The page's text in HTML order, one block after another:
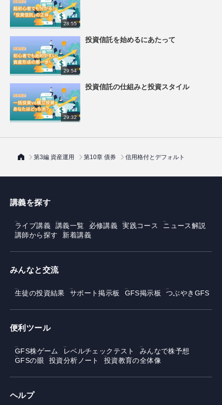
28:55
29:54
投資信託を始めるにあたって
29:32
投資信託の仕組みと投資スタイル
第3編 資産運用 第10章 債券 信用格付とデフォルト
講義を探す
ライブ講義 講義一覧 必修講義 実践コース
ニュース解説
講師から探す
新着講義
みんなと交流
生徒の投資結果 サポート掲示板 GFS掲示板 つぶやきGFS
便利ツール
GFS株ゲーム レベルチェックテスト
みんなで株予想
GFSの眼
投資分析ノート 投資教育の全体像
ヘルプ